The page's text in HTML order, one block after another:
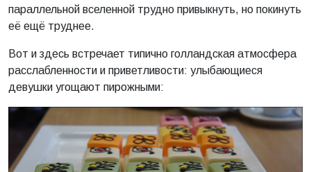
параллельной вселенной трудно привыкнуть, но покинуть
её ещё труднее.
Вот и здесь встречает типично голландская атмосфера
расслабленности и приветливости: улыбающиеся
девушки угощают пирожными: